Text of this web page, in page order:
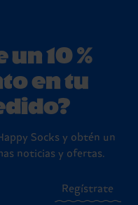
10 %
en tu
Socks y obtén un
noticias y ofertas.
Regístrate